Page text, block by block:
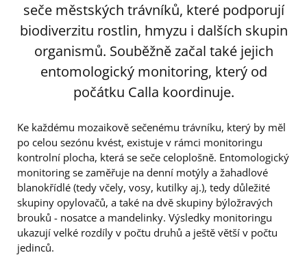
seče městských trávníků, které podporují
biodiverzitu rostlin, hmyzu i dalších skupin
organismů. Souběžně začal také jejich
entomologický monitoring, který od
počátku Calla koordinuje.
Ke každému mozaikově sečenému trávníku, který by měl
po celou sezónu kvést, existuje v rámci monitoringu
kontrolní plocha, která se seče celoplošně. Entomologický
monitoring se zaměřuje na denní motýly a žahadlové
blanokřídlé (tedy včely, vosy, kutilky aj.), tedy důležité
skupiny opylovačů, a také na dvě skupiny býložravých
brouků - nosatce a mandelinky. Výsledky monitoringu
ukazují velké rozdíly v počtu druhů a ještě větší v počtu
jedinců.